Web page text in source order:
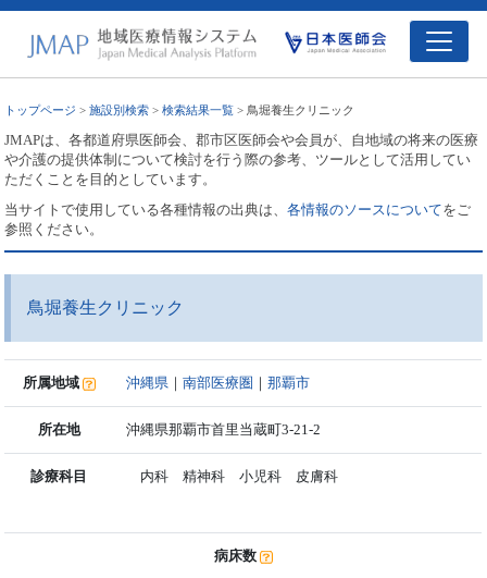
トップページ >施設別検索 >検索結果一覧 > 鳥堀養生クリニック
JMAPは、各都道府県医師会、郡市区医師会や会員が、自地域の将来の医療
や介護の提供体制について検討を行う際の参考、ツールとして活用してい
ただくことを目的としています。
当サイトで使用している各種情報の出典は、各情報のソースについてをご
参照ください。
鳥堀養生クリニック
所属地域 沖縄県 ｜南部医療圏 ｜那覇市
所在地 沖縄県那覇市首里当蔵町3-21-2
診療科目 内科 精神科 小児科 皮膚科
病床数